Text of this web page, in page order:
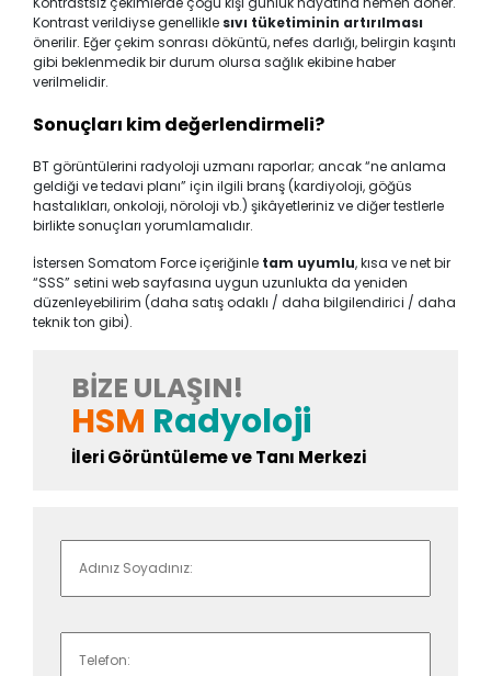
BIZE ULAŞIN!
HSM Radyoloji
İleri Görüntüleme ve Tanı Merkezi
Kontrast verildiyse genellikle sıvı tüketiminin artırılması
önerilir. Eğer çekim sonrası döküntü, nefes darlığı, belirgin kaşıntı
gibi beklenmedik bir durum olursa sağlık ekibine haber
verilmelidir.
Sonuçları kim değerlendirmeli?
BT görüntülerini radyoloji uzmanı raporlar; ancak “ne anlama
geldiği ve tedavi planı” için ilgili branş (kardiyoloji, göğüs
hastalıkları, onkoloji, nöroloji vb.) şikâyetleriniz ve diğer testlerle
birlikte sonuçları yorumlamalıdır.
İstersen Somatom Force içeriğinle tam uyumlu, kısa ve net bir
“SSS” setini web sayfasına uygun uzunlukta da yeniden
düzenleyebilirim (daha satış odaklı / daha bilgilendirici / daha
teknik ton gibi).